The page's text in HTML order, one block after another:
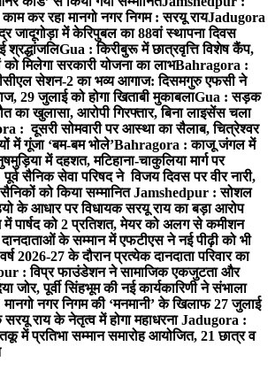
कर रहा मानगो नगर निगम : सरयू रायJadugora
जादूगोड़ा में केरिपुबल का 88वां स्थापना दिवस
श्रद्धांजलिGua : किरीबुरू में छात्रवृत्ति विशेष कैंप,
मिलेगा सरकारी योजना का लाभBahragora :
सेशन-2 का भव्य आगाज: दिसमगुरु एफसी ने
29 जुलाई को होगा खिताबी मुकाबलाGua : सड़क
का खुलासा, आरोपी गिरफ्तार, बिना लाइसेंस चला
: दूसरी सोमवारी पर आस्था का सैलाब, चित्रेश्वर
में गूंजा ‘बम-बम भोले’Bahragora : काजू जंगल में
में दहशत, मटिहाना-चाकुलिया मार्ग पर
सैनिक सेवा परिषद ने विजय दिवस पर वीर नारी,
को किया सम्मानितJamshedpur : सोशल
के आधार पर विधायक सरयू राय का बड़ा आरोप
में पार्षद को 2 प्रतिशत, मेयर को अलग से कमीशन
के सम्मान में एफटीएस ने नई पीढ़ी को भी
2026-27 के दौरान प्रत्येक दानदाता परिवार का
: विप्र फाउंडेशन ने सामाजिक एकजुटता और
जोर, पूर्वी सिंहभूम की नई कार्यकारिणी ने संभाला
नगर निगम की ‘मनमानी’ के खिलाफ 27 जुलाई
राय के नेतृत्व में होगा महाधरनाJadugora :
में प्रतिभा सम्मान समारोह आयोजित, 21 छात्र व